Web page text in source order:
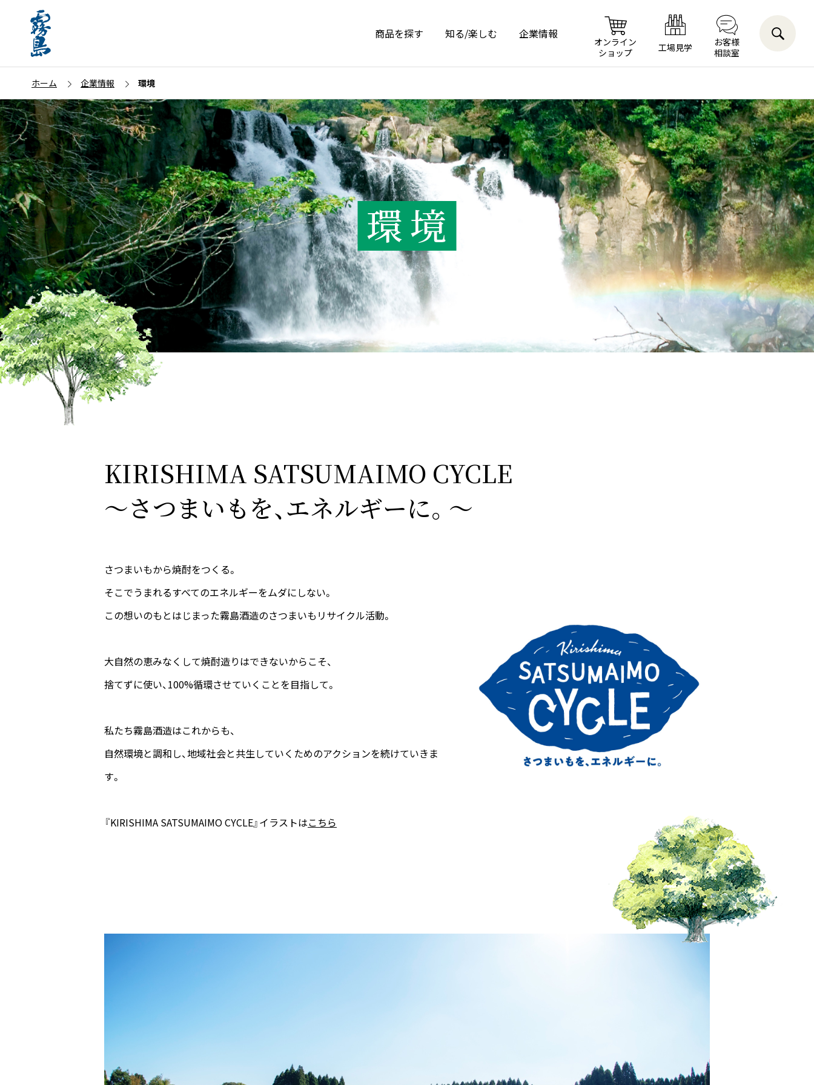
商品を探す 知る/楽しむ 企業情報
オンライン
ショップ
工場見学
お客様
相談室
ホーム 企業情報 環境
環境
KIRISHIMA SATSUMAIMO CYCLE
～さつまいもを、エネルギーに。～
さつまいもから焼酎をつくる。
そこでうまれるすべてのエネルギーをムダにしない。
この想いのもとはじまった霧島酒造のさつまいもリサイクル活動。
大自然の恵みなくして焼酎造りはできないからこそ、
捨てずに使い、100%循環させていくことを目指して。
私たち霧島酒造はこれからも、
自然環境と調和し、地域社会と共生していくためのアクションを続けていきま
す。
『KIRISHIMA SATSUMAIMO CYCLE』イラストはこちら